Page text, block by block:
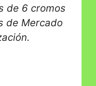
de 6 cromos
de Mercado